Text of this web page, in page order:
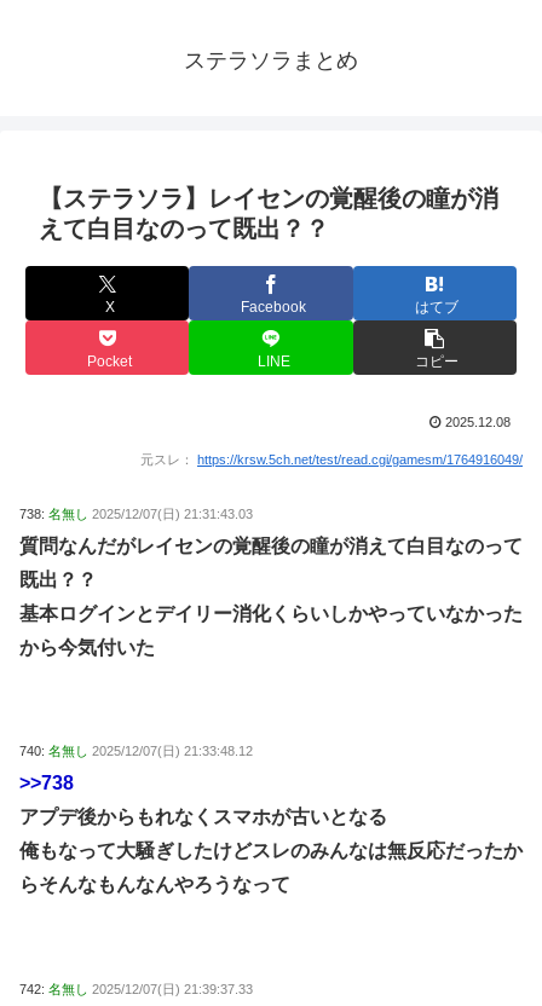
ステラソラまとめ
【ステラソラ】レイセンの覚醒後の瞳が消
えて白目なのって既出？？
X Facebook はてブ
Pocket LINE コピー
2025.12.08
元スレ： https://krsw.5ch.net/test/read.cgi/gamesm/1764916049/
738: 名無し 2025/12/07(日) 21:31:43.03
質問なんだがレイセンの覚醒後の瞳が消えて白目なのって
既出？？
基本ログインとデイリー消化くらいしかやっていなかった
から今気付いた
740: 名無し 2025/12/07(日) 21:33:48.12
>>738
アプデ後からもれなくスマホが古いとなる
俺もなって大騒ぎしたけどスレのみんなは無反応だったか
らそんなもんなんやろうなって
742: 名無し 2025/12/07(日) 21:39:37.33